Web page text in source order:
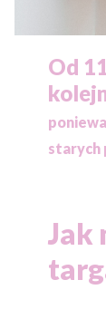
Od
starych
Jak